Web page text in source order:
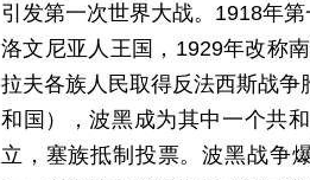
引发第一次世界大战。1918年
洛文尼亚人王国，1929年改称
拉夫各族人民取得反法西斯战
和国），波黑成为其中一个共
立，塞族抵制投票。波黑战争